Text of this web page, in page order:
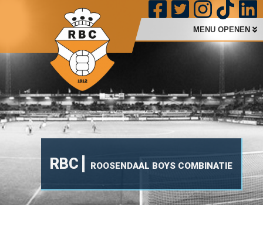
RBC ROOSENDAAL BOYS COMBINATIE
MENU OPENEN